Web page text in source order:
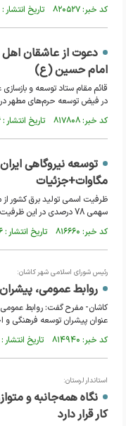
کد خبر: ۸۲۰۵۲۷ تاریخ انتشار : ۱۴۰۵/۰۴/۲۱
دعوت از عاشقان
امام حسین (ع)
قائم مقام ستاد توسعه و
در فیض توسعه حرم‌های مطهر در
کد خبر: ۸۱۷۸۰۸ تاریخ انتشار : ۱۴۰۵/۰۳/۲۶
مگاوات+جزئیات
سهمی 78 درصدی در این ظرفیت دارند.
کد خبر: ۸۱۶۶۶۰ تاریخ انتشار : ۱۴۰۵/۰۳/۱۶
رئیس شورای اسلامی شهر کاشان:
روابط عمومی،
کاشان- مفرح گفت: روابط عمومی
عنوان پیشران توسعه فرهنگی
کد خبر: ۸۱۴۹۴۰ تاریخ انتشار : ۱۴۰۵/۰۲/۲۹
استاندار لرستان:
نگاه همه‌جانبه و
کار قرار دارد